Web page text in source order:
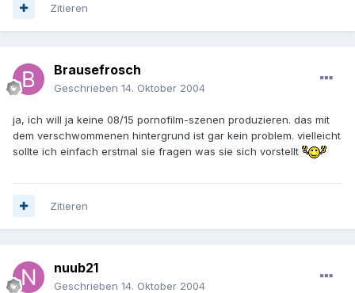
Zitieren
Brausefrosch
Geschrieben 14. Oktober 2004
ja, ich will ja keine 08/15 pornofilm-szenen produzieren. das mit
dem verschwommenen hintergrund ist gar kein problem. vielleicht
sollte ich einfach erstmal sie fragen was sie sich vorstellt
Zitieren
nuub21
Geschrieben 14. Oktober 2004